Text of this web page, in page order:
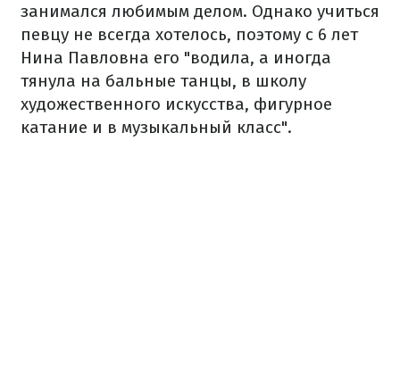
занимался любимым делом. Однако учиться
певцу не всегда хотелось, поэтому с 6 лет
Нина Павловна его "водила, а иногда
тянула на бальные танцы, в школу
художественного искусства, фигурное
катание и в музыкальный класс".